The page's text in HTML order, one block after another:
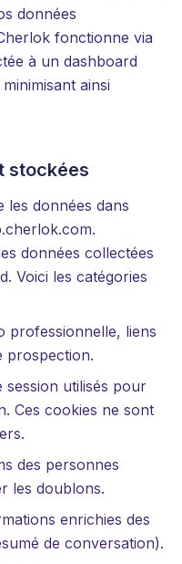
données
fonctionne via
à un dashboard
ainsi
stockées
les données dans
données collectées
Voici les catégories
professionnelle, liens
prospection.
session utilisés pour
Ces cookies ne sont
des personnes
les doublons.
enrichies des
de conversation).